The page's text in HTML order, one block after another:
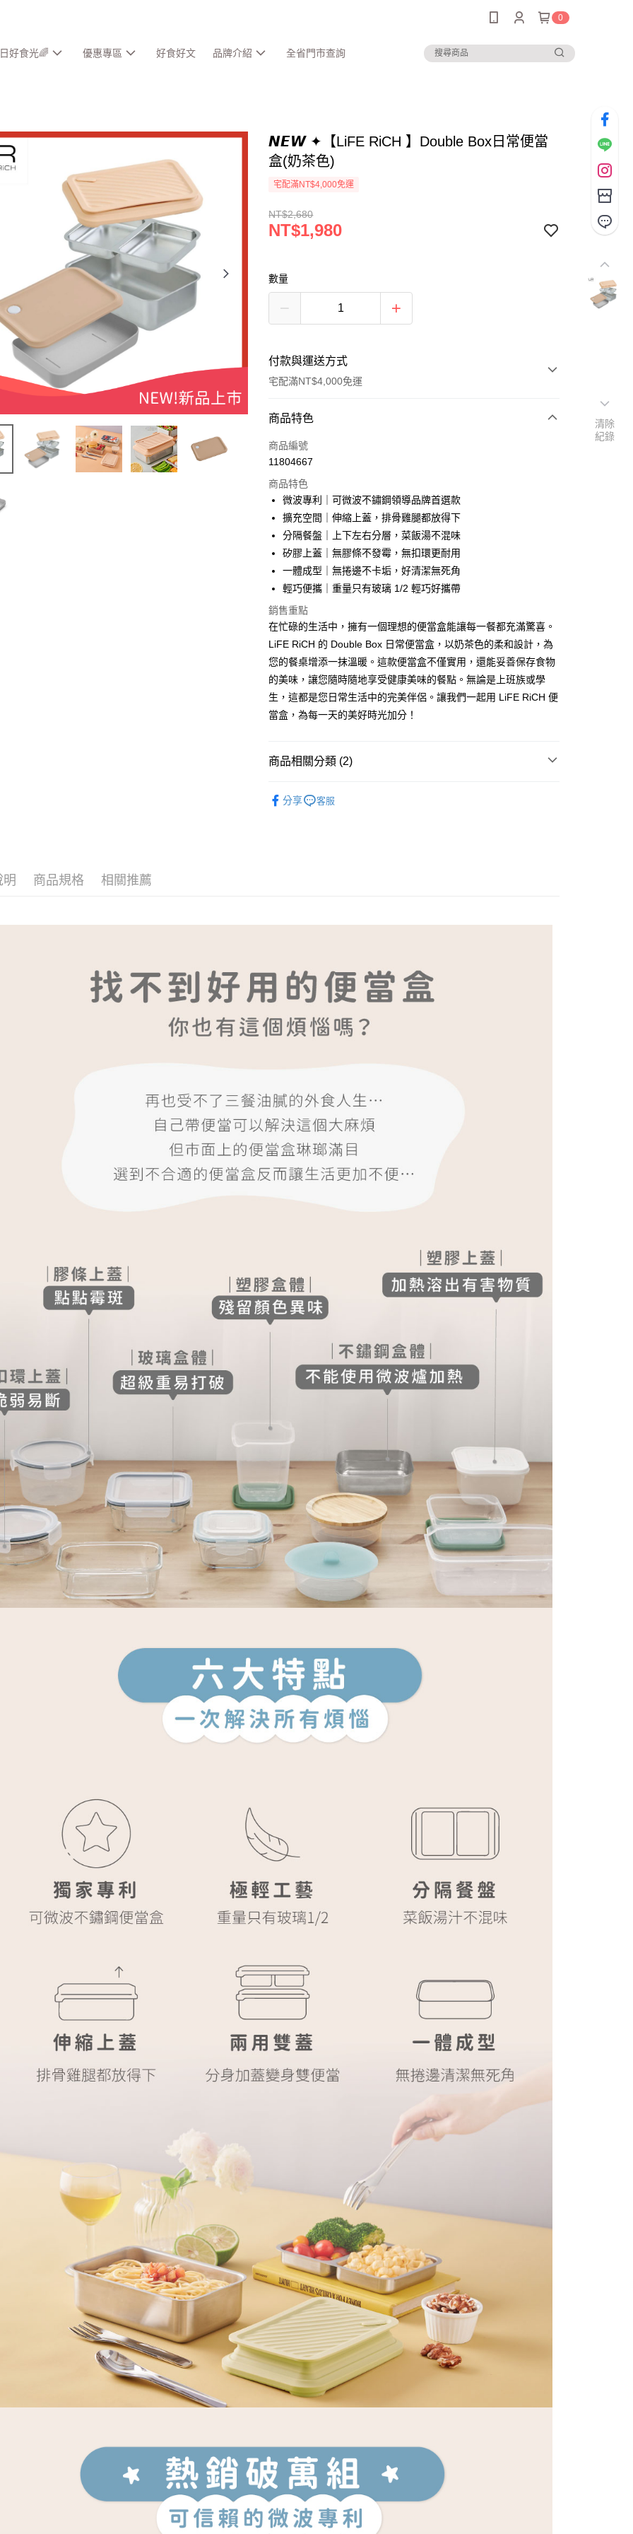
0
好食光🌈 優惠專區 好食好文 品牌介紹 全省門市查詢
𝙉𝙀𝙒 ✦【LiFE RiCH 】Double Box日常便當
盒(奶茶色)
宅配滿NT$4,000免運
NT$2,680
NT$1,980
數量
付款與運送方式
宅配滿NT$4,000免運
付款方式
信用卡一次付款
3 期 0 利率 每期 NT$660
合作金庫商業銀行
第一商業銀行
華南商業銀行
彰化商業銀行
國泰世華商業銀行
兆豐國際商業銀行
臺灣中小企業銀行
台中商業銀行
匯豐（台灣）商業銀行
華泰商業銀行
聯邦商業銀行
玉山商業銀行
星展（台灣）商業銀行
台新國際商業銀行
中國信託商業銀行
台灣樂天信用卡公司
LINE Pay
街口支付
Google Pay
全盈+PAY
AFTEE先享後付
相關說明
AFTEE先享後付是「在收到商品之後才付款」的支付方式。 讓您購物簡單
２．便利：只要手機號碼，簡訊認證，即可結帳。
３．安心：先確認商品／服務後，再付款。
【「AFTEE先享後付」結帳流程】
１．於結帳方式選擇「AFTEE先享後付」後，將跳轉至「AFTEE先享後
是否繳費成功／繳費後需取消欲退款等相關疑問，請聯繫「AFTEE先享後
１．透過由恩沛科技股份有限公司提供之「AFTEE先享後付」服務完成之
交易，需依本服務之必要範圍內提供個人資料，並將交易相關給付款項請
求債權轉讓予恩沛科技股份有限公司。
https://aftee.tw/terms/#terms3
３．未成年的使用者請事先徵得法定代理人或監護人之同意方可使用
４．使用「AFTEE先享後付」時，將依據個別帳號之用戶狀況，依本公司
結果請求用戶進行身份認證。
形，恩沛科技股份有限公司將有權停止該用戶之使用額度並採取法律行
ATM付款
運送方式
每筆NT$150，滿NT$4,000(含以上)免運費
商品特色
商品編號
11804667
商品特色
微波專利｜可微波不鏽鋼領導品牌首選款
擴充空間｜伸縮上蓋，排骨雞腿都放得下
分隔餐盤｜上下左右分層，菜飯湯不混味
矽膠上蓋｜無膠條不發霉，無扣環更耐用
一體成型｜無捲邊不卡垢，好清潔無死角
輕巧便攜｜重量只有玻璃 1/2 輕巧好攜帶
銷售重點
在忙碌的生活中，擁有一個理想的便當盒能讓每一餐都充滿驚喜。
LiFE RiCH 的 Double Box 日常便當盒，以奶茶色的柔和設計，為
您的餐桌增添一抹溫暖。這款便當盒不僅實用，還能妥善保存食物
的美味，讓您隨時隨地享受健康美味的餐點。無論是上班族或學
生，這都是您日常生活中的完美伴侶。讓我們一起用 LiFE RiCH 便
當盒，為每一天的美好時光加分！
商品相關分類 (2)
分享 客服
明 商品規格 相關推薦
清除
紀錄